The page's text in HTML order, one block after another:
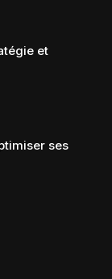
et
ses